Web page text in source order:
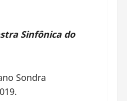
Sinfônica do
Sondra